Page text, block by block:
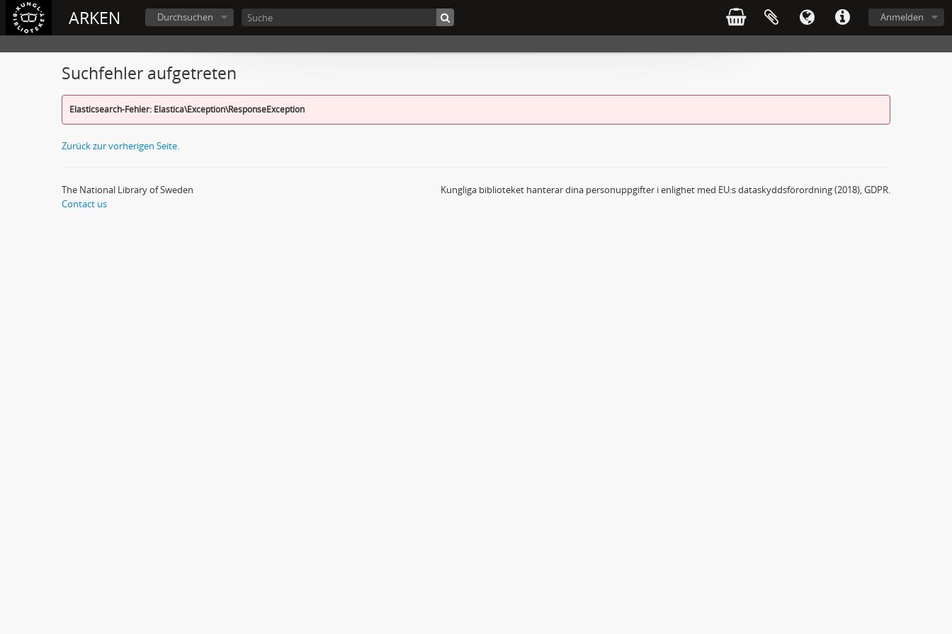
ARKEN Anmelden
Durchsuchen
Suchfehler aufgetreten
Elasticsearch-Fehler: Elastica\Exception\ResponseException
Zurück zur vorherigen Seite.
The National Library of Sweden
Contact us
Kungliga biblioteket hanterar dina personuppgifter i enlighet med EU:s dataskyddsförordning (2018), GDPR.